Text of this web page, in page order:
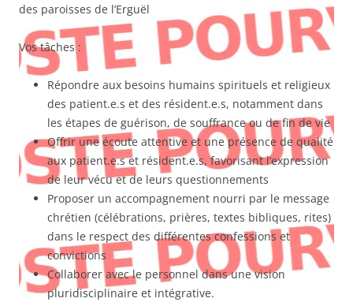
des paroisses de l’Erguël
Vos tâches :
Répondre aux besoins humains spirituels et religieux
des patient.e.s et des résident.e.s, notamment dans
les étapes de guérison, de souffrance ou de fin de vie
Offrir une écoute attentive et une présence de qualité
aux patient.e.s et résident.e.s, favorisant l’expression
de leur vécu et de leurs questionnements
Proposer un accompagnement nourri par le message
chrétien (célébrations, prières, textes bibliques, rites)
dans le respect des différentes confessions et
convictions
Collaborer avec le personnel dans une vision
pluridisciplinaire et intégrative.